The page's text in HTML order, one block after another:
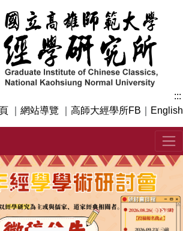
:::
網站導覽 高師大經學所FB English
下一